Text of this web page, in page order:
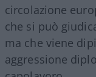
circolazione
che si può
ma che viene
aggressione